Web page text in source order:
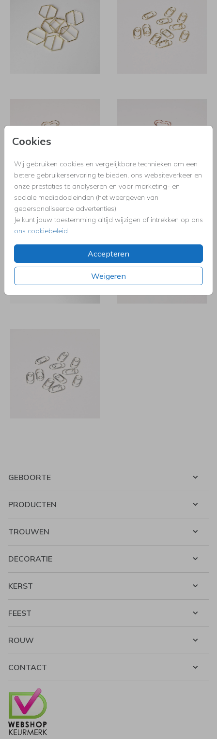
Cookies
Wij gebruiken cookies en vergelijkbare technieken om een
betere gebruikerservaring te bieden, ons websiteverkeer en
onze prestaties te analyseren en voor marketing- en
sociale mediadoeleinden (het weergeven van
gepersonaliseerde advertenties).
Je kunt jouw toestemming altijd wijzigen of intrekken op ons
ons cookiebeleid.
Accepteren
Weigeren
GEBOORTE
PRODUCTEN
TROUWEN
DECORATIE
KERST
FEEST
ROUW
CONTACT